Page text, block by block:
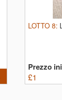
LOTTO 8:
Prezzo
£1